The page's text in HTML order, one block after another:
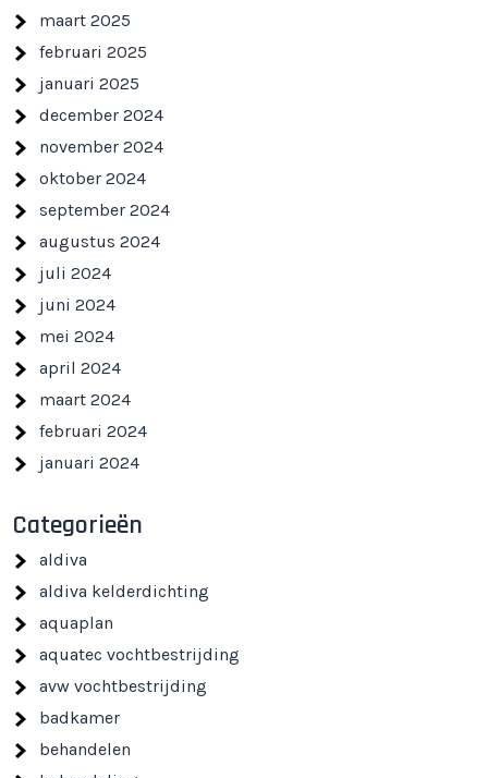
maart 2025
februari 2025
januari 2025
december 2024
november 2024
oktober 2024
september 2024
augustus 2024
juli 2024
juni 2024
mei 2024
april 2024
maart 2024
februari 2024
januari 2024
Categorieën
aldiva
aldiva kelderdichting
aquaplan
aquatec vochtbestrijding
avw vochtbestrijding
badkamer
behandelen